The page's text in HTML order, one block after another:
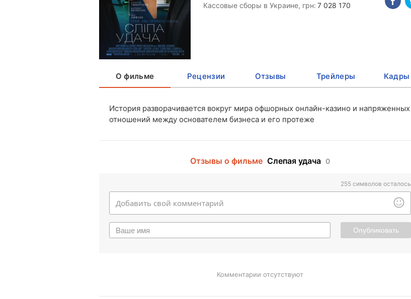
Кассовые сборы в Украине, грн: 7 028 170
О фильме Рецензии Отзывы Трейлеры Кадры
История разворачивается вокруг мира офшорных онлайн-казино и напряженных
отношений между основателем бизнеса и его протеже
Отзывы о фильме Слепая удача 0
255 символов осталось
Опубликовать
Комментарии отсутствуют